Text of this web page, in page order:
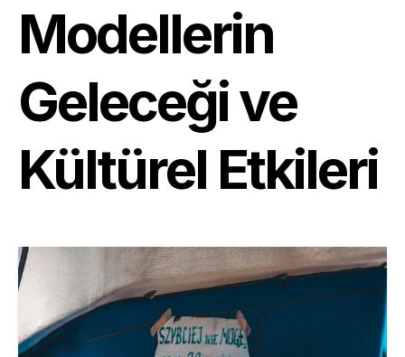
Modellerin
Geleceği ve
Kültürel Etkileri